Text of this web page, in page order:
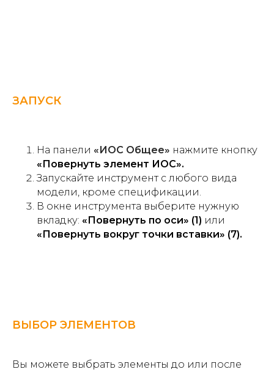
ЗАПУСК
На панели «ИОС Общее» нажмите кнопку
«Повернуть элемент ИОС».
Запускайте инструмент с любого вида
модели, кроме спецификации.
В окне инструмента выберите нужную
вкладку: «Повернуть по оси» (1) или
«Повернуть вокруг точки вставки» (7).
ВЫБОР ЭЛЕМЕНТОВ
Вы можете выбрать элементы до или после